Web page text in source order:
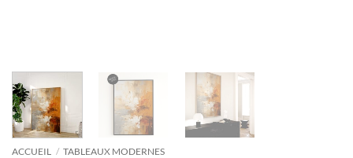
ACCUEIL / TABLEAUX MODERNES